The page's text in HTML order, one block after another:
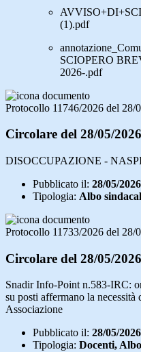
(1).pdf
SCIOPERO
2026-.pdf
Protocollo 11746/2026 del 28/
Circolare del 28/05/2026
DISOCCUPAZIONE -
Pubblicato il: 28/05/2026
Tipologia: Albo
Protocollo 11733/2026 del 28/
Circolare del 28/05/2026
Snadir Info-Point n.583-IRC:
su posti affermano la
Associazione
Pubblicato il: 28/05/2026
Tipologia: Docenti,